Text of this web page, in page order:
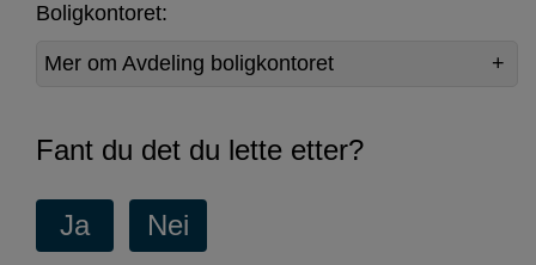
Boligkontoret:
Mer om Avdeling boligkontoret
Fant du det du lette etter?